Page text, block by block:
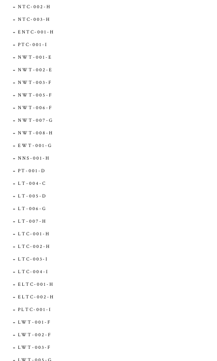
NTC-002-H
NTC-003-H
ENTC-001-H
PTC-001-I
NWT-001-E
NWT-002-E
NWT-003-F
NWT-005-F
NWT-006-F
NWT-007-G
NWT-008-H
EWT-001-G
NNS-001-H
PT-001-D
LT-004-C
LT-005-D
LT-006-G
LT-007-H
LTC-001-H
LTC-002-H
LTC-003-I
LTC-004-I
ELTC-001-H
ELTC-002-H
PLTC-001-I
LWT-001-F
LWT-002-F
LWT-003-F